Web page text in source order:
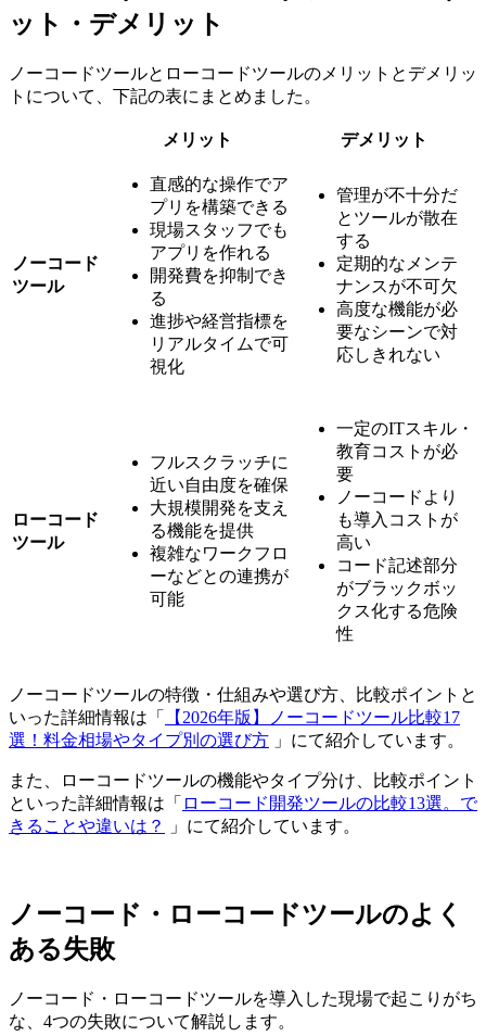
ット・デメリット
ノーコードツールとローコードツールのメリットとデメリッ
トについて、下記の表にまとめました。
メリット デメリット
ノーコード
ツール
直感的な操作でア
プリを構築できる
現場スタッフでも
アプリを作れる
開発費を抑制でき
る
進捗や経営指標を
リアルタイムで可
視化
管理が不十分だ
とツールが散在
する
定期的なメンテ
ナンスが不可欠
高度な機能が必
要なシーンで対
応しきれない
ローコード
ツール
フルスクラッチに
近い自由度を確保
大規模開発を支え
る機能を提供
複雑なワークフロ
ーなどとの連携が
可能
一定のITスキル・
教育コストが必
要
ノーコードより
も導入コストが
高い
コード記述部分
がブラックボッ
クス化する危険
性
ノーコードツールの特徴・仕組みや選び方、比較ポイントと
いった詳細情報は「
【2026年版】ノーコードツール比較17
選！料金相場やタイプ別の選び方 」にて紹介しています。
また、ローコードツールの機能やタイプ分け、比較ポイント
といった詳細情報は「 ローコード開発ツールの比較13選。で
きることや違いは？
」にて紹介しています。
ノーコード・ローコードツールのよく
ある失敗
ノーコード・ローコードツールを導入した現場で起こりがち
な、4つの失敗について解説します。